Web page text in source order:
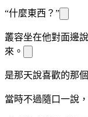
“什麼東西？”
叢容坐在他對面邊
來。
是那天說喜歡的那
當時不過隨口一說